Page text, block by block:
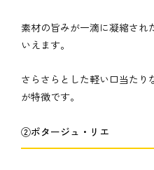
素材の旨みが一滴に凝縮され
いえます。
さらさらとした軽い口当たり
が特徴です。
②ポタージュ・リエ